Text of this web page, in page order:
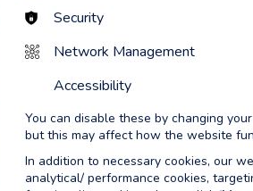
Security
Network Management
Accessibility
You can disable these by changing
but this may affect how the website
In addition to necessary cookies, our
analytical/ performance cookies,